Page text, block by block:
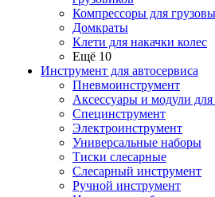
Компрессоры для
Домкраты
Клети для накачки колес
Ещё 10
Инструмент для автосервиса
Пневмоинструмент
Аксессуары и модули
Специнструмент
Электроинструмент
Универсальные наборы
Тиски слесарные
Слесарный инструмент
Ручной инструмент